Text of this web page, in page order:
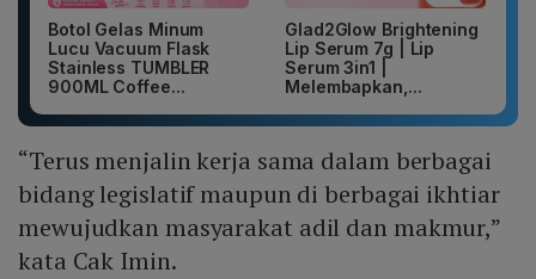
Botol Gelas Minum
Lucu Vacuum Flask
Stainless TUMBLER
900ML Coffee...
Glad2Glow Brightening
Lip Serum 7g | Lip
Serum 3in1 |
Melembapkan,...
“Terus menjalin kerja sama dalam berbagai
bidang legislatif maupun di berbagai ikhtiar
mewujudkan masyarakat adil dan makmur,”
kata Cak Imin.